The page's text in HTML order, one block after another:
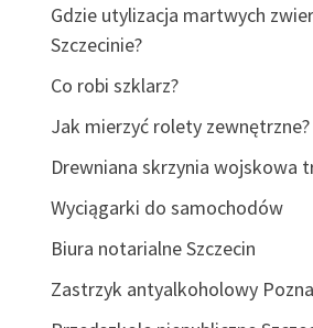
Gdzie utylizacja martwych
Szczecinie?
Co robi szklarz?
Jak mierzyć rolety zewnętrzne?
Drewniana skrzynia wojskowa
Wyciągarki do samochodów
Biura notarialne Szczecin
Zastrzyk antyalkoholowy